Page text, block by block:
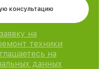
консультацию
на
техники
на
данных